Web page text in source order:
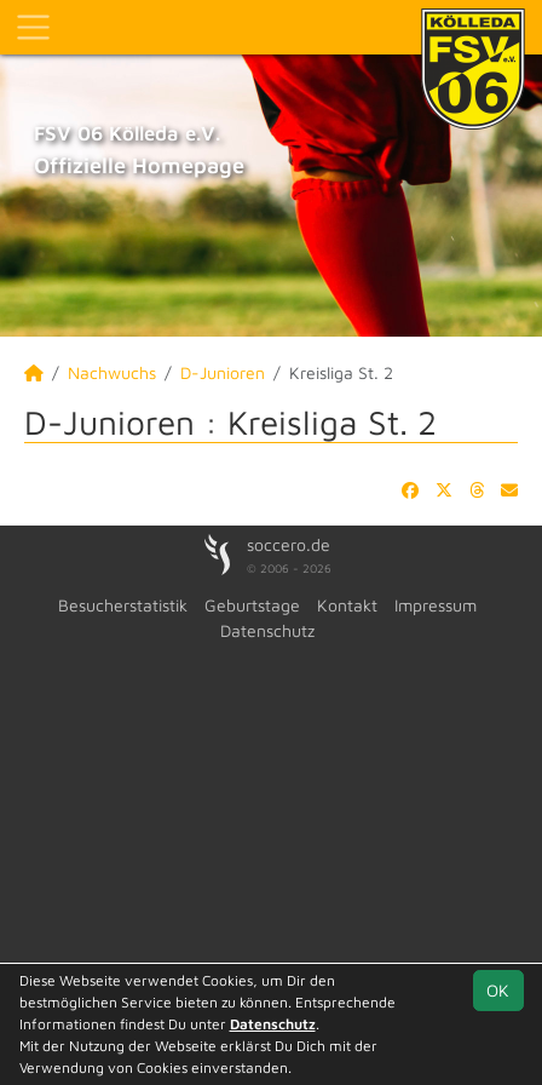
FSV 06 Kölleda e.V.
Offizielle Homepage
Nachwuchs D-Junioren Kreisliga St. 2
Team Kreisliga St. 2
D-Junioren : Kreisliga St. 2
soccero.de
© 2006 - 2026
Besucherstatistik Geburtstage Kontakt
Impressum
Datenschutz
OK
Diese Webseite verwendet Cookies, um Dir den
bestmöglichen Service bieten zu können. Entsprechende
Informationen findest Du unter Datenschutz.
Mit der Nutzung der Webseite erklärst Du Dich mit der
Verwendung von Cookies einverstanden.